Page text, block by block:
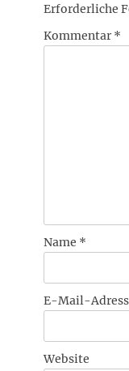
Erforderliche
Kommentar *
Name *
E-Mail-
Website